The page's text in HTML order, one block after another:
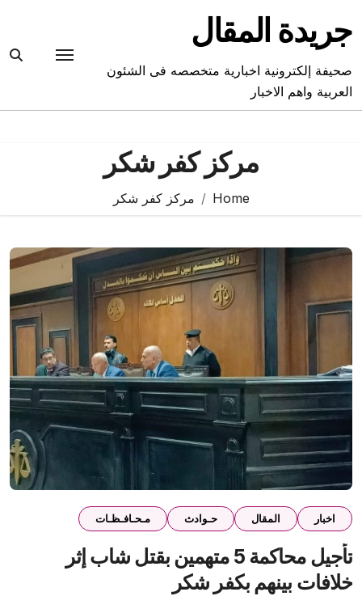
content
جريدة المقال
صحيفة إلكترونية اخبارية متخصصه فى الشئون
العربية واهم الاخبار
مركز كفر شكر
Home مركز كفر شكر
اخبار المقال حـوادث مـحـافـظـات
تأجيل محاكمة 5 متهمين بقتل شاب إثر
خلافات بينهم بكفر شكر